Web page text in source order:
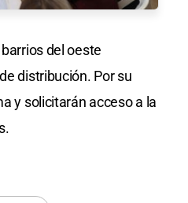
del oeste
distribución. Por su
y solicitarán acceso a la